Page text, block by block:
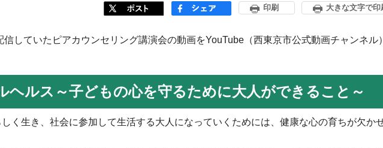
印刷 大きな文字で印
していたピアカウンセリング講演会の動画をYouTube（西東京市公式動画チャンネル）
ヘルス～子どもの心を守るために大人ができること～
く生き、社会に参加して生活する大人になっていくためには、健康な心の育ちが欠か